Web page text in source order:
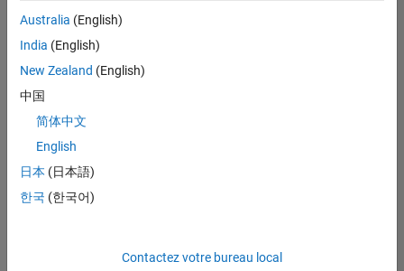
malgré
tout
vous
trouvez
pas
d'offre
corresponde
à vos
Australia (English)
India (English)
New Zealand (English)
中国
简体中文
English
日本 (日本語)
한국 (한국어)
Contactez votre bureau local